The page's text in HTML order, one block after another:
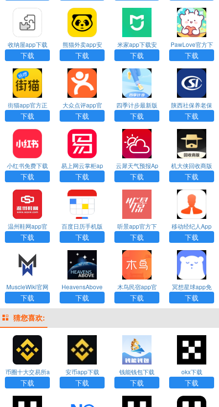
收纳屋app下载
安卓版
下载
熊猫外卖app安
卓版
下载
米家app下载安
装免费
下载
PawLove官方下
载
下载
街猫app官方正
版下载
下载
大众点评app官
方下载正版
下载
四季计步最新版
本下载
下载
陕西社保养老保
险app下载
下载
小红书免费下载
下载
易上网云掌柜ap
p下载
下载
云犀天气预报Ap
p官方版下载
下载
机大侠回收商版
官网版下载
下载
温州鞋网app官
方正版
下载
百度日历手机版
下载
下载
听景app官方下
载
下载
移动经纪人App
下载安装官网版
下载
MuscleWiki官网
中文版
下载
HeavensAbove
汉化版
下载
木鸟民宿app官
方下载
下载
冥想星球app免
费下载
下载
猜您喜欢:
币圈十大交易所a
pp下载
下载
安币app下载
下载
钱能钱包下载
下载
okx下载
下载